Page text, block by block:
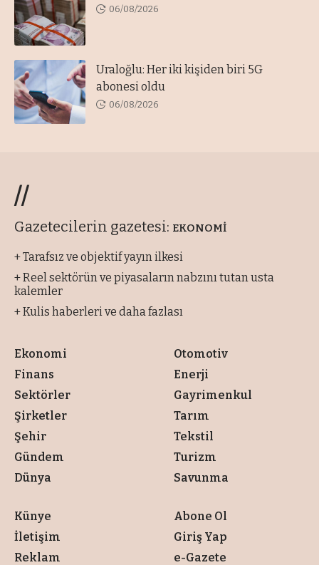
06/08/2026
Uraloğlu: Her iki kişiden biri 5G
abonesi oldu
06/08/2026
//
Gazetecilerin gazetesi: EKONOMİ
+ Tarafsız ve objektif yayın ilkesi
+ Reel sektörün ve piyasaların nabzını tutan usta
kalemler
+ Kulis haberleri ve daha fazlası
Ekonomi
Finans
Sektörler
Şirketler
Şehir
Gündem
Dünya
Otomotiv
Enerji
Gayrimenkul
Tarım
Tekstil
Turizm
Savunma
Künye
İletişim
Reklam
Abone Ol
Giriş Yap
e-Gazete